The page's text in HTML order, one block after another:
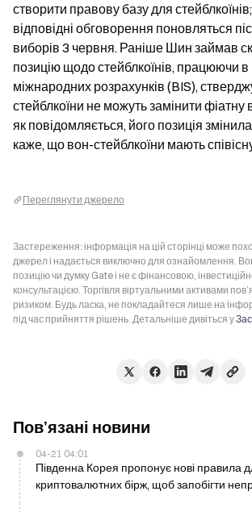
створити правову базу для
відповідні обговорення поновляться
виборів 3 червня. Раніше Шин займав
позицію щодо стейблкоїнів, працюючи
міжнародних розрахунків (BIS),
стейблкоїни не можуть замінити
як повідомляється, його позиція
каже, що вон-стейблкоїни мають
Переглянути джерело
Застереження: інформація на цій сторінці може
джерел і надається виключно для ознайомлення.
позицію чи думку Gate і не є фінансовою,
консультацією. Торгівля віртуальними активами
ризиком. Будь ласка, не покладайтеся лише на
під час прийняття рішень. Детальніше дивіться у
Пов’язані новини
04-21 04:01
Південна Корея пропонує нові правила
криптовалютних бірж, щоб запобігти